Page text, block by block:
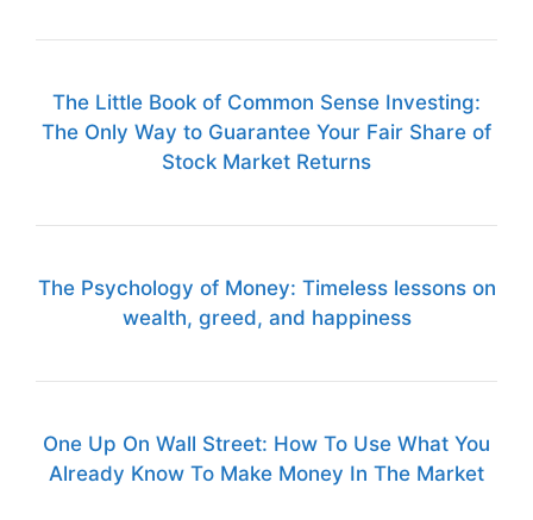
The Little Book of Common Sense Investing:
The Only Way to Guarantee Your Fair Share of
Stock Market Returns
The Psychology of Money: Timeless lessons on
wealth, greed, and happiness
One Up On Wall Street: How To Use What You
Already Know To Make Money In The Market